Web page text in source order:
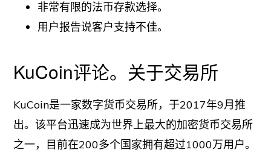
非常有限的法币存款选择。
用户报告说客户支持不佳。
KuCoin评论。关于交易所
KuCoin是一家数字货币交易所，于2017年9月推
出。该平台迅速成为世界上最大的加密货币交易所
之一，目前在200多个国家拥有超过1000万用户。